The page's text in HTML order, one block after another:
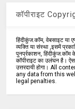
कॉपीराइट
हिंदीकुंज.कॉम, वेबसाइट या
व्यक्ति या संस्था ,इसमें
पुनर्प्रकाशन,
कॉपीराइट का उलंघन है।
उत्तरदायी होगा। All
any data from this
legal penalties.